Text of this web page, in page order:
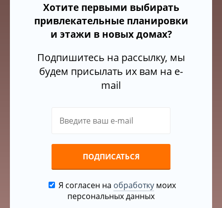
Хотите первыми выбирать
привлекательные планировки
и этажи в новых домах?
Подпишитесь на рассылку, мы
будем присылать их вам на e-
mail
ПОДПИСАТЬСЯ
Я согласен на обработкумоих
персональных данных